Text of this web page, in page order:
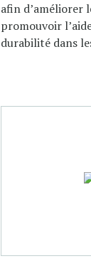
afin d’améliorer
promouvoir
durabilité dans